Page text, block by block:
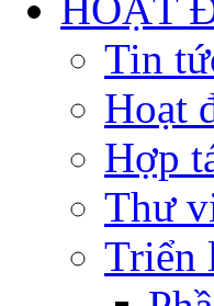
Tin
Hoạt
Hợp
Thư
Triển